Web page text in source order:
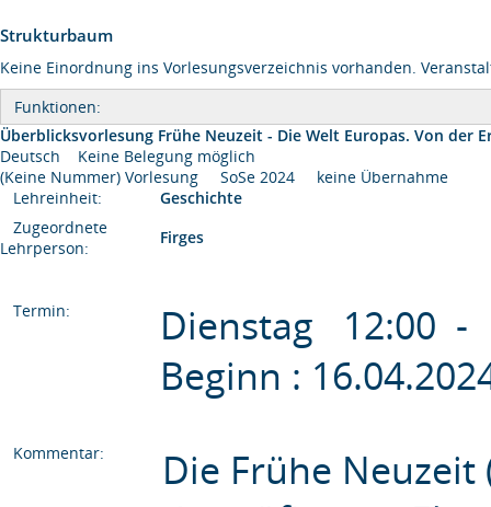
Strukturbaum
Keine Einordnung ins Vorlesungsverzeichnis vorhanden.
Funktionen:
Überblicksvorlesung Frühe Neuzeit - Die Welt Europas. Von der
Deutsch
Keine Belegung möglich
(Keine Nummer) Vorlesung SoSe 2024 keine Übernahme
Lehreinheit:
Geschichte
Zugeordnete
Lehrperson:
Firges
Termin:
Dienstag 12:00
Beginn :
Kommentar:
Die Frühe Neuzeit